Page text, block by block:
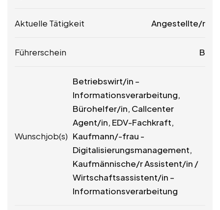
Aktuelle Tätigkeit Angestellte/r
Führerschein B
Wunschjob(s)
Betriebswirt/in –
Informationsverarbeitung,
Bürohelfer/in, Callcenter
Agent/in, EDV-Fachkraft,
Kaufmann/-frau -
Digitalisierungsmanagement,
Kaufmännische/r Assistent/in /
Wirtschaftsassistent/in –
Informationsverarbeitung